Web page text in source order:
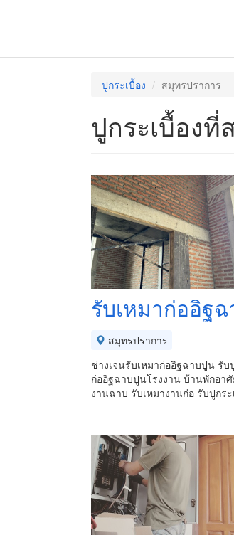
ปูกระเบื้อง สมุทรปราการ
ปูกระเบื้องที่
รับเหมาก่ออิฐฉ
สมุทรปราการ
ช่างเจนรับเหมาก่ออิฐฉาบปูน รับ
ก่ออิฐฉาบปูนโรงงาน บ้านพักอา
งานฉาบ รับเหมางานก่อ รับปูกร